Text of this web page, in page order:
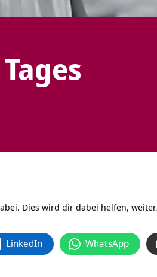
Dies wird dir dabei helfen,
LinkedIn WhatsApp